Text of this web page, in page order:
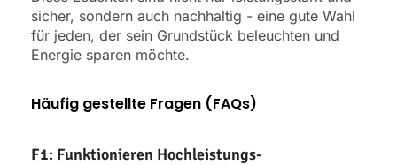
sicher, sondern auch nachhaltig - eine gute Wahl
für jeden, der sein Grundstück beleuchten und
Energie sparen möchte.
Häufig gestellte Fragen (FAQs)
F1: Funktionieren Hochleistungs-